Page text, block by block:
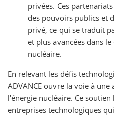
privées. Ces
des pouvoirs publics et
privé, ce qui se traduit
et plus avancées dans
nucléaire.
En relevant les défis
ADVANCE ouvre la voie à
l'énergie nucléaire. Ce
entreprises technologiques